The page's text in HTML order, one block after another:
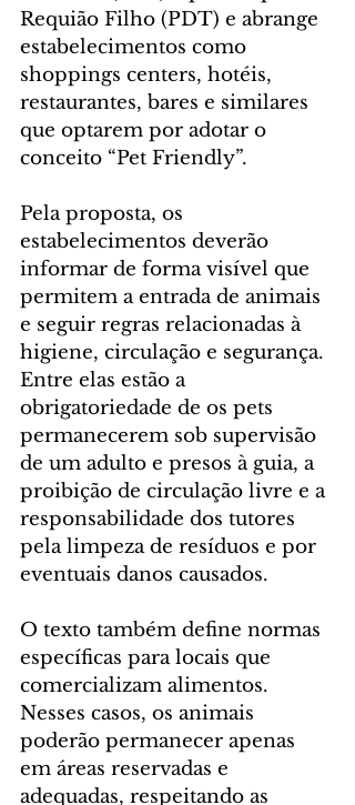
Requião Filho (PDT) e abrange
estabelecimentos como
shoppings centers, hotéis,
restaurantes, bares e similares
que optarem por adotar o
conceito “Pet Friendly”.
Pela proposta, os
estabelecimentos deverão
informar de forma visível que
permitem a entrada de animais
e seguir regras relacionadas à
higiene, circulação e segurança.
Entre elas estão a
obrigatoriedade de os pets
permanecerem sob supervisão
de um adulto e presos à guia, a
proibição de circulação livre e a
responsabilidade dos tutores
pela limpeza de resíduos e por
eventuais danos causados.
O texto também define normas
específicas para locais que
comercializam alimentos.
Nesses casos, os animais
poderão permanecer apenas
em áreas reservadas e
adequadas, respeitando as